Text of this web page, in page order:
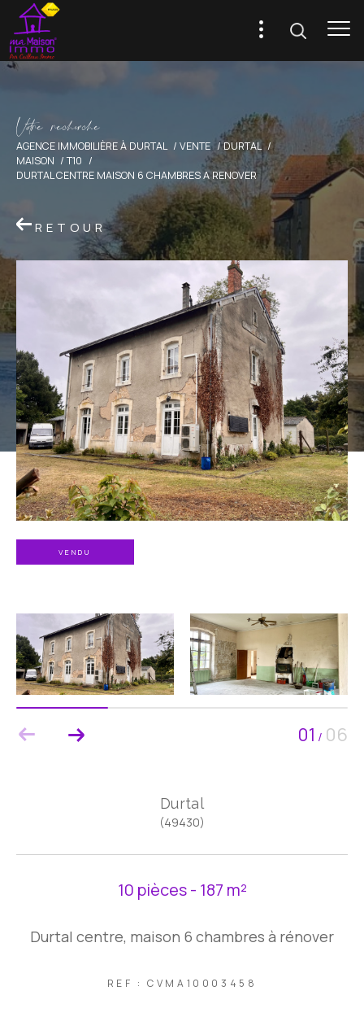
Vore recece
AGENCE IMMOBILIÈRE À DURTAL VENTE
DURTAL
MAISON
T10
DURTAL CENTRE MAISON 6 CHAMBRES A RENOVER
RETOUR
VENDU
01 / 06
Durtal
(49430)
10 pièces - 187 m²
Durtal centre, maison 6 chambres à rénover
REF : CVMA10003458